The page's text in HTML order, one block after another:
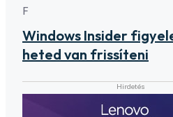
F
Windows Insider
heted van frissíteni